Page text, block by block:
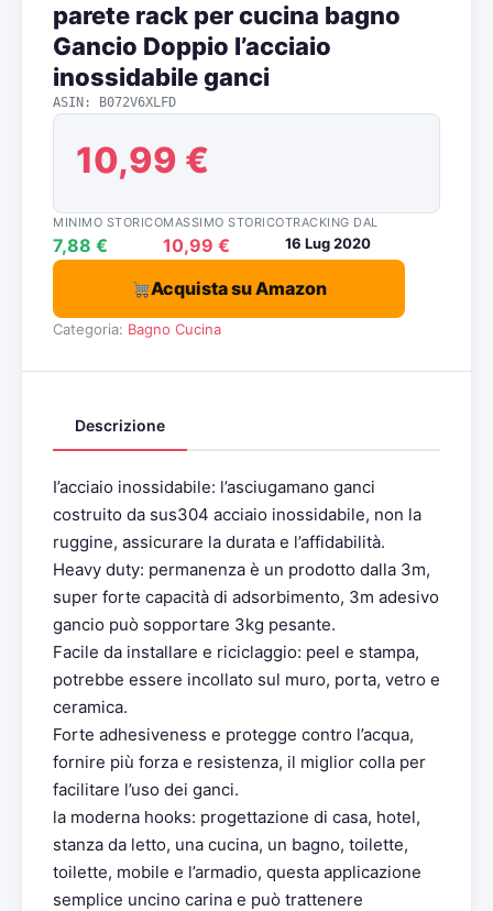
parete rack per cucina bagno
Gancio Doppio l’acciaio
inossidabile ganci
ASIN: B072V6XLFD
10,99 €
MINIMO STORICO
7,88 €
MASSIMO STORICO
10,99 €
TRACKING DAL
16 Lug 2020
Acquista su Amazon
Categoria: Bagno Cucina
Descrizione
I’acciaio inossidabile: l’asciugamano ganci
costruito da sus304 acciaio inossidabile, non la
ruggine, assicurare la durata e l’affidabilità.
Heavy duty: permanenza è un prodotto dalla 3m,
super forte capacità di adsorbimento, 3m adesivo
gancio può sopportare 3kg pesante.
Facile da installare e riciclaggio: peel e stampa,
potrebbe essere incollato sul muro, porta, vetro e
ceramica.
Forte adhesiveness e protegge contro l’acqua,
fornire più forza e resistenza, il miglior colla per
facilitare l’uso dei ganci.
la moderna hooks: progettazione di casa, hotel,
stanza da letto, una cucina, un bagno, toilette,
toilette, mobile e l’armadio, questa applicazione
semplice uncino carina e può trattenere